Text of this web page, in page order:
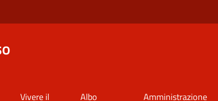
Vivere il
Albo
Amministrazione